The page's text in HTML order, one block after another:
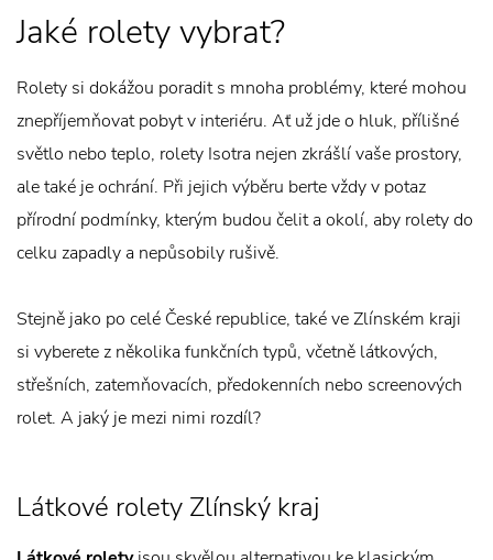
Jaké rolety vybrat?
Rolety si dokážou poradit s mnoha problémy, které mohou
znepříjemňovat pobyt v interiéru. Ať už jde o hluk, přílišné
světlo nebo teplo, rolety Isotra nejen zkrášlí vaše prostory,
ale také je ochrání. Při jejich výběru berte vždy v potaz
přírodní podmínky, kterým budou čelit a okolí, aby rolety do
celku zapadly a nepůsobily rušivě.
Stejně jako po celé České republice, také ve Zlínském kraji
si vyberete z několika funkčních typů, včetně látkových,
střešních, zatemňovacích, předokenních nebo screenových
rolet. A jaký je mezi nimi rozdíl?
Látkové rolety Zlínský kraj